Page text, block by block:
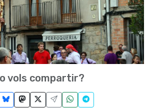
vols compartir?